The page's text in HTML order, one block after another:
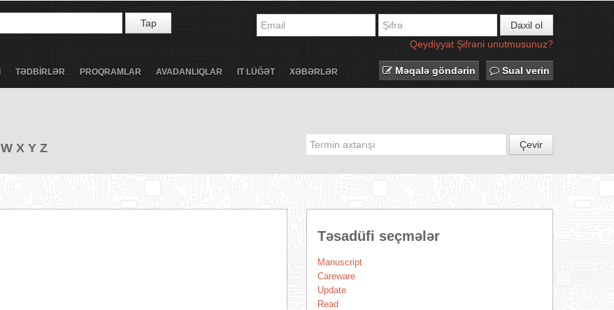
Tap
Daxil ol
Qeydiyyat Şifrəni unutmusunuz?
TƏDBİRLƏR PROQRAMLAR AVADANLIQLAR IT LÜĞƏT XƏBƏRLƏR Məqalə göndərin Sual verin
W X Y Z Çevir
Təsadüfi seçmələr
Manuscript
Careware
Update
Read